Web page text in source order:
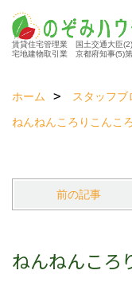
賃貸住宅管理業 国土交通大臣
宅地建物取引業 京都府知事(5)
ホーム
スタッフブ
ねんねんころりこんこ
前の記事
ねんねんころ